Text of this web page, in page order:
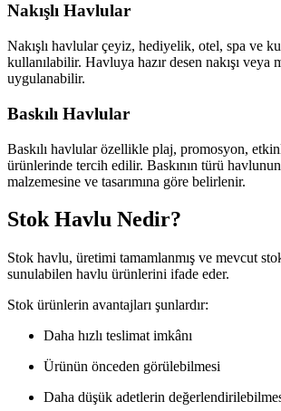
Nakışlı Havlular
Nakışlı havlular çeyiz, hediyelik, otel, spa ve
kullanılabilir. Havluya hazır desen nakışı veya
uygulanabilir.
Baskılı Havlular
Baskılı havlular özellikle plaj, promosyon,
ürünlerinde tercih edilir. Baskının türü
malzemesine ve tasarımına göre belirlenir.
Stok Havlu Nedir?
Stok havlu, üretimi tamamlanmış ve mevcut
sunulabilen havlu ürünlerini ifade eder.
Stok ürünlerin avantajları şunlardır:
Daha hızlı teslimat imkânı
Ürünün önceden görülebilmesi
Daha düşük adetlerin